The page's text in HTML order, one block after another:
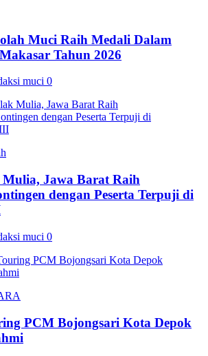
Muci Raih Medali Dalam
Tahun 2026
muci 0
Jawa Barat Raih
dengan Peserta Terpuji di
muci 0
PCM Bojongsari Kota Depok